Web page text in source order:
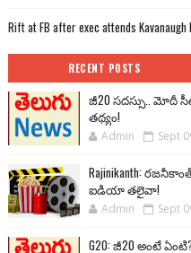
Rift at FB after exec attends Kavanaugh
RECENT POSTS
జీ20 సదస్సు.. మోదీ
తథ్యం!
Admin Sept
Rajinikanth:
ఐడియా తలైవా!
Admin Sept
G20: జీ20 అంటే